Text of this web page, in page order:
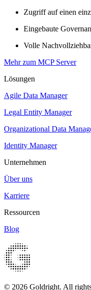
Zugriff auf einen
Eingebaute
Volle
Mehr zum MCP Server
Lösungen
Agile Data Manager
Legal Entity Manager
Organizational Data
Identity Manager
Unternehmen
Über uns
Karriere
Ressourcen
Blog
© 2026 Goldright. All